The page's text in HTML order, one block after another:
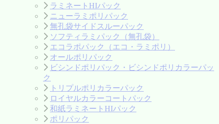
ラミネートHIパック
ニューラミポリパック
無孔袋サイドスルーパック
ソフティラミパック（無孔袋）
エコラポパック（エコ・ラミポリ）
オールポリパック
ビシンドポリパック・ビシンドポリカラーパッ
ク
トリプルポリカラーパック
ロイヤルカラーコートパック
和紙ラミネートHIパック
ポリパック